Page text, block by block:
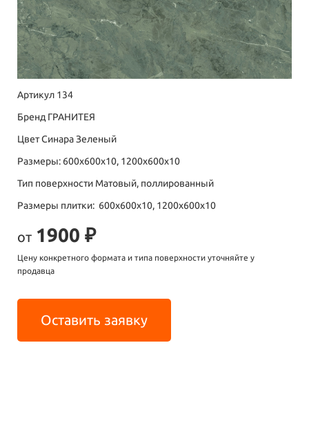
Артикул 134
Бренд ГРАНИТЕЯ
Цвет Синара Зеленый
Размеры: 600х600х10, 1200х600х10
Тип поверхности Матовый, поллированный
Размеры плитки: 600х600х10, 1200х600х10
от 1900 ₽
Цену конкретного формата и типа поверхности уточняйте у
продавца
Оставить заявку